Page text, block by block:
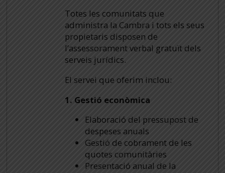
Totes les comunitats que
administra la Cambra i tots els seus
propietaris disposen de
l’assessorament verbal gratuït dels
serveis jurídics.
El servei que oferim inclou:
1. Gestió econòmica
Elaboració del pressupost de
despeses anuals
Gestió de cobrament de les
quotes comunitàries
Presentació anual de la